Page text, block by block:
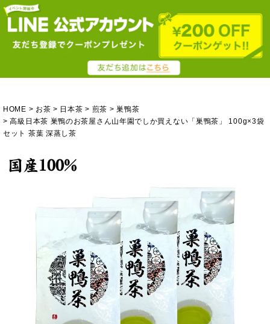
HOME お茶 日本茶 煎茶
巣鴨茶
高級日本茶 巣鴨のお茶屋さん山年園でしか買えない「巣鴨茶」 100g×3袋
セット 茶葉 深蒸し茶